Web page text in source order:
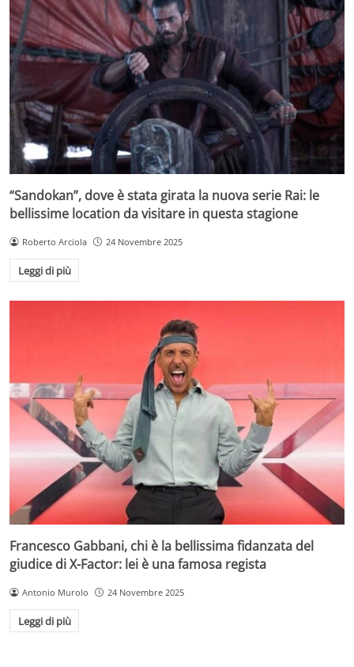
“Sandokan”, dove è stata girata la nuova serie Rai: le
bellissime location da visitare in questa stagione
Roberto Arciola 24 Novembre 2025
Leggi di più
Francesco Gabbani, chi è la bellissima fidanzata del
giudice di X-Factor: lei è una famosa regista
Antonio Murolo 24 Novembre 2025
Leggi di più